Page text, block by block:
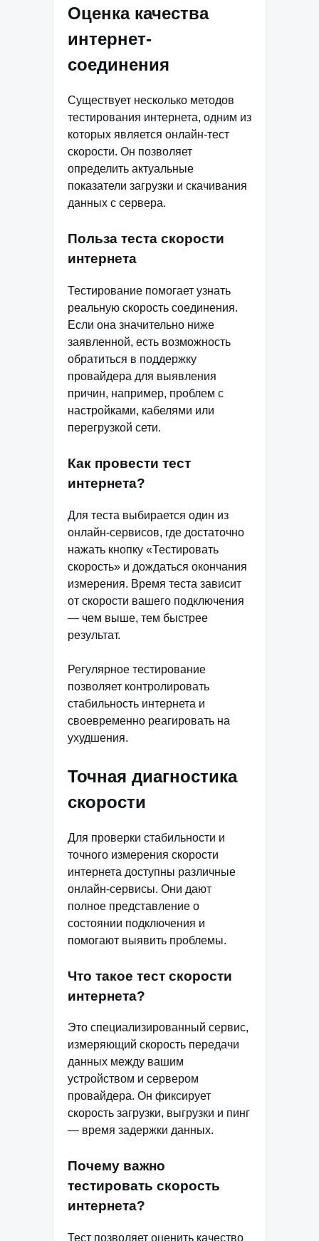
Оценка качества
интернет-
соединения
Существует несколько методов
тестирования интернета, одним из
которых является онлайн-тест
скорости. Он позволяет
определить актуальные
показатели загрузки и скачивания
данных с сервера.
Польза теста скорости
интернета
Тестирование помогает узнать
реальную скорость соединения.
Если она значительно ниже
заявленной, есть возможность
обратиться в поддержку
провайдера для выявления
причин, например, проблем с
настройками, кабелями или
перегрузкой сети.
Как провести тест
интернета?
Для теста выбирается один из
онлайн-сервисов, где достаточно
нажать кнопку «Тестировать
скорость» и дождаться окончания
измерения. Время теста зависит
от скорости вашего подключения
— чем выше, тем быстрее
результат.
Регулярное тестирование
позволяет контролировать
стабильность интернета и
своевременно реагировать на
ухудшения.
Точная диагностика
скорости
Для проверки стабильности и
точного измерения скорости
интернета доступны различные
онлайн-сервисы. Они дают
полное представление о
состоянии подключения и
помогают выявить проблемы.
Что такое тест скорости
интернета?
Это специализированный сервис,
измеряющий скорость передачи
данных между вашим
устройством и сервером
провайдера. Он фиксирует
скорость загрузки, выгрузки и пинг
— время задержки данных.
Почему важно
тестировать скорость
интернета?
Тест позволяет оценить качество